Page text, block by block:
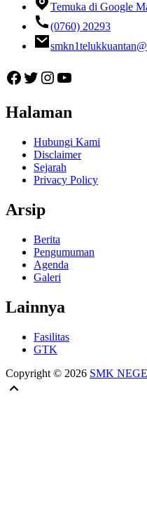
Temuka di Google
(0760) 20293
Facebook
Twitter
Instagram
YouTube
Halaman
Hubungi Kami
Disclaimer
Sejarah
Privacy Policy
Arsip
Berita
Pengumuman
Agenda
Galeri
Lainnya
Fasilitas
GTK
Copyright © 2026 SMK